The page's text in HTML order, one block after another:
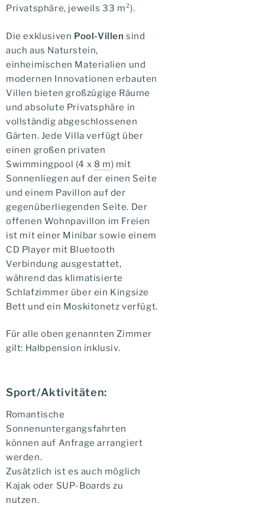
Privatsphäre, jeweils 33 m²).
Die exklusiven Pool-Villen sind
auch aus Naturstein,
einheimischen Materialien und
modernen Innovationen erbauten
Villen bieten großzügige Räume
und absolute Privatsphäre in
vollständig abgeschlossenen
Gärten. Jede Villa verfügt über
einen großen privaten
Swimmingpool (4 x 8 m) mit
Sonnenliegen auf der einen Seite
und einem Pavillon auf der
gegenüberliegenden Seite. Der
offenen Wohnpavillon im Freien
ist mit einer Minibar sowie einem
CD Player mit Bluetooth
Verbindung ausgestattet,
während das klimatisierte
Schlafzimmer über ein Kingsize
Bett und ein Moskitonetz verfügt.
Für alle oben genannten Zimmer
gilt: Halbpension inklusiv.
Sport/Aktivitäten:
Romantische
Sonnenuntergangsfahrten
können auf Anfrage arrangiert
werden.
Zusätzlich ist es auch möglich
Kajak oder SUP-Boards zu
nutzen.